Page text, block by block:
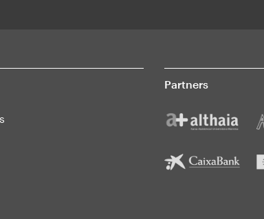
Partners